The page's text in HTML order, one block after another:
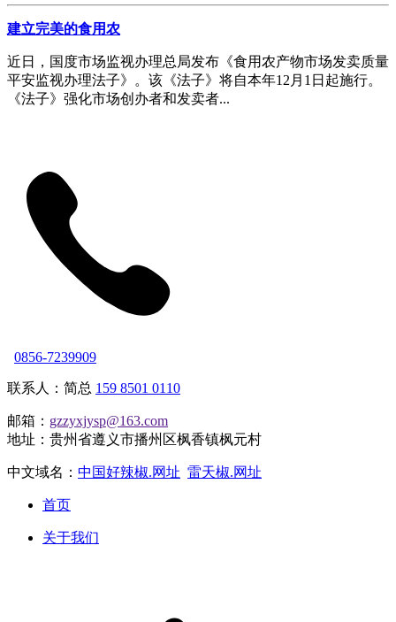
建立完美的食用农
近日，国度市场监视办理总局发布《食用农产物市场发卖质量
平安监视办理法子》。该《法子》将自本年12月1日起施行。
《法子》强化市场创办者和发卖者...
0856-7239909
联系人：简总 159 8501 0110
邮箱： gzzyxjysp@163.com
地址：贵州省遵义市播州区枫香镇枫元村
中文域名： 中国好辣椒.网址 雷天椒.网址
首页
关于我们